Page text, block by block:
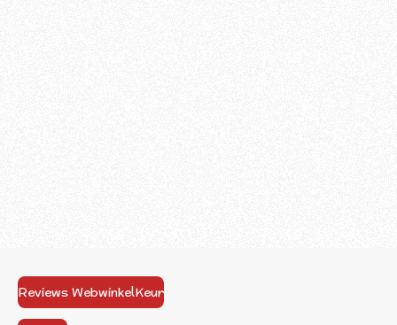
Reviews WebwinkelKeur